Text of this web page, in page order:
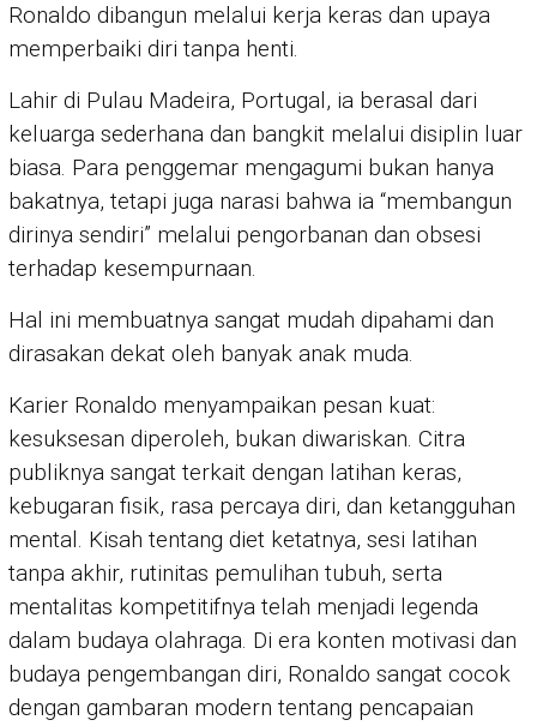
Ronaldo dibangun melalui kerja keras dan upaya
memperbaiki diri tanpa henti.
Lahir di Pulau Madeira, Portugal, ia berasal dari
keluarga sederhana dan bangkit melalui disiplin luar
biasa. Para penggemar mengagumi bukan hanya
bakatnya, tetapi juga narasi bahwa ia “membangun
dirinya sendiri” melalui pengorbanan dan obsesi
terhadap kesempurnaan.
Hal ini membuatnya sangat mudah dipahami dan
dirasakan dekat oleh banyak anak muda.
Karier Ronaldo menyampaikan pesan kuat:
kesuksesan diperoleh, bukan diwariskan. Citra
publiknya sangat terkait dengan latihan keras,
kebugaran fisik, rasa percaya diri, dan ketangguhan
mental. Kisah tentang diet ketatnya, sesi latihan
tanpa akhir, rutinitas pemulihan tubuh, serta
mentalitas kompetitifnya telah menjadi legenda
dalam budaya olahraga. Di era konten motivasi dan
budaya pengembangan diri, Ronaldo sangat cocok
dengan gambaran modern tentang pencapaian